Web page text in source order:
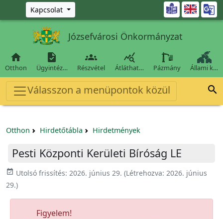
Ugrás a fő tartalomra
Kapcsolat 
Józsefvárosi Önkormányzat

Otthon

Ügyintéz…

Részvétel

Átláthat… Pázmány Állami k…
Válasszon a menüpontok közül 
Otthon Hirdetőtábla Hirdetmények
Pesti Központi Kerületi Bíróság LE
event_available Utolsó frissítés: 2026. június 29. (Létrehozva: 2026. június
29.)
Figyelem!